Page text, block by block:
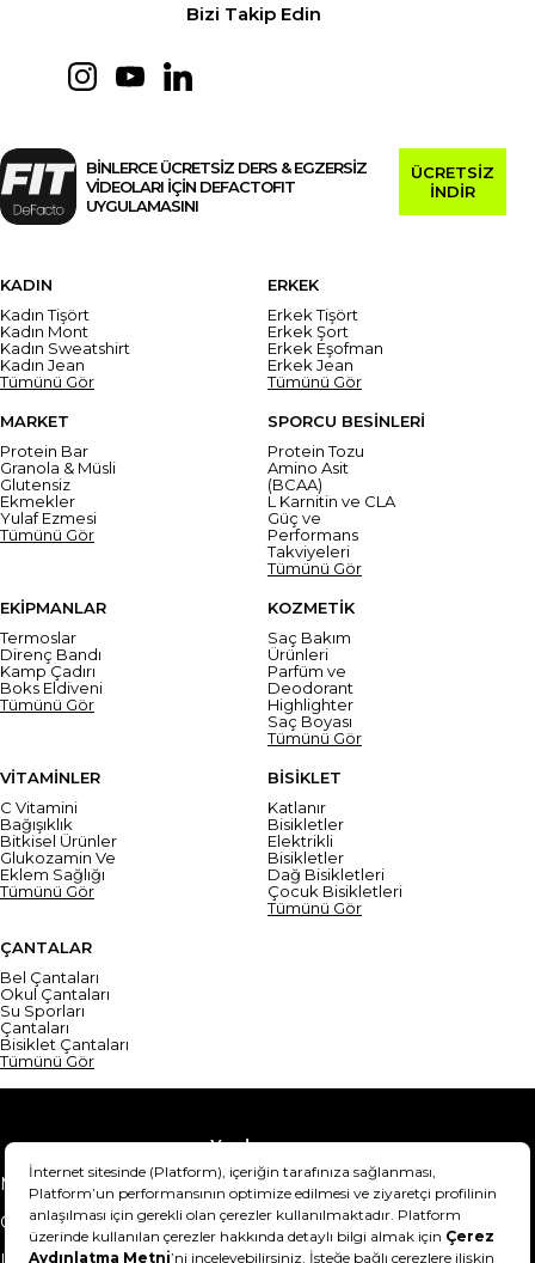
Bizi Takip Edin
BİNLERCE ÜCRETSİZ DERS & EGZERSİZ
VİDEOLARI İÇİN DEFACTOFIT
UYGULAMASINI
ÜCRETSİZ
İNDİR
KADIN
Kadın Tişört
Kadın Mont
Kadın Sweatshirt
Kadın Jean
Tümünü Gör
ERKEK
Erkek Tişört
Erkek Şort
Erkek Eşofman
Erkek Jean
Tümünü Gör
MARKET
Protein Bar
Granola & Müsli
Glutensiz
Ekmekler
Yulaf Ezmesi
Tümünü Gör
SPORCU BESİNLERİ
Protein Tozu
Amino Asit
(BCAA)
L Karnitin ve CLA
Güç ve
Performans
Takviyeleri
Tümünü Gör
EKİPMANLAR
Termoslar
Direnç Bandı
Kamp Çadırı
Boks Eldiveni
Tümünü Gör
KOZMETİK
Saç Bakım
Ürünleri
Parfüm ve
Deodorant
Highlighter
Saç Boyası
Tümünü Gör
VİTAMİNLER
C Vitamini
Bağışıklık
Bitkisel Ürünler
Glukozamin Ve
Eklem Sağlığı
Tümünü Gör
BİSİKLET
Katlanır
Bisikletler
Elektrikli
Bisikletler
Dağ Bisikletleri
Çocuk Bisikletleri
Tümünü Gör
ÇANTALAR
Bel Çantaları
Okul Çantaları
Su Sporları
Çantaları
Bisiklet Çantaları
Tümünü Gör
Yardım
Mesafeli Satış Sözleşmesi
Teslimat Bilgisi
Gizlilik Sözleşmesi
Şartlar & Koşullar